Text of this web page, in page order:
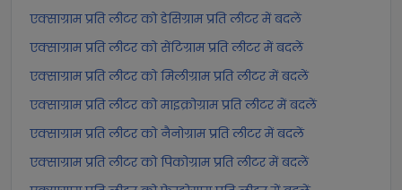
एक्साग्राम प्रति लीटर को डेसिग्राम प्रति लीटर में बदलें
एक्साग्राम प्रति लीटर को सेंटिग्राम प्रति लीटर में बदलें
एक्साग्राम प्रति लीटर को मिलीग्राम प्रति लीटर में बदलें
एक्साग्राम प्रति लीटर को माइक्रोग्राम प्रति लीटर में बदलें
एक्साग्राम प्रति लीटर को नैनोग्राम प्रति लीटर में बदलें
एक्साग्राम प्रति लीटर को पिकोग्राम प्रति लीटर में बदलें